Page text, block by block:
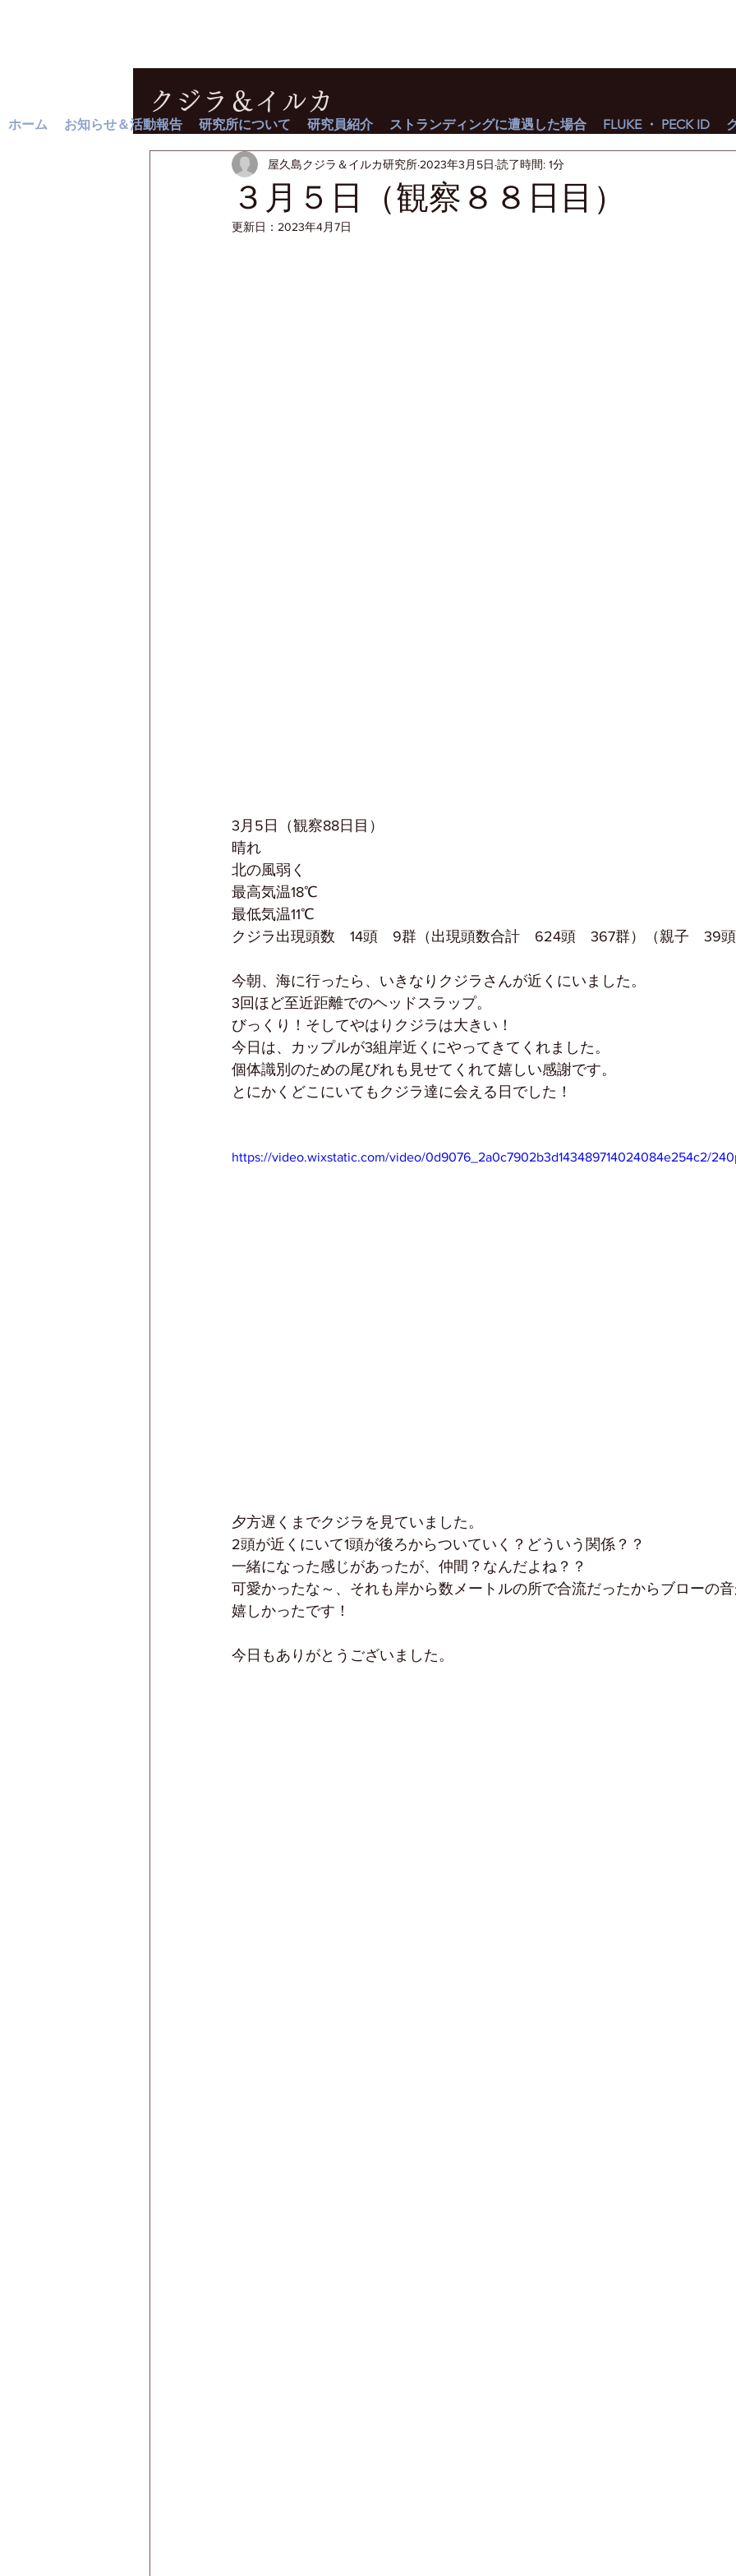
クジラ＆イルカ
３月５日（観察８８日目）
屋久島クジラ＆イルカ研究所 2023年3月5日 読了時間: 1分
更新日： 2023年4月7日
3月5日（観察88日目）
晴れ
北の風弱く
最高気温18℃
最低気温11℃
クジラ出現頭数　14頭　9群（出現頭数合計　624頭　367群）（親子　39
今朝、海に行ったら、いきなりクジラさんが近くにいました。
3回ほど至近距離でのヘッドスラップ。
びっくり！そしてやはりクジラは大きい！
今日は、カップルが3組岸近くにやってきてくれました。
個体識別のための尾びれも見せてくれて嬉しい感謝です。
とにかくどこにいてもクジラ達に会える日でした！
https://video.wixstatic.com/video/0d9076_2a0c7902b3d143489714024084e254c2/
夕方遅くまでクジラを見ていました。
2頭が近くにいて1頭が後ろからついていく？どういう関係？？
一緒になった感じがあったが、仲間？なんだよね？？
可愛かったな～、それも岸から数メートルの所で合流だったからブローの
嬉しかったです！
今日もありがとうございました。
ホーム お知らせ＆活動報告 研究所について 研究員紹介 ストランディングに遭遇した場合 FLUKE ・ PECK ID